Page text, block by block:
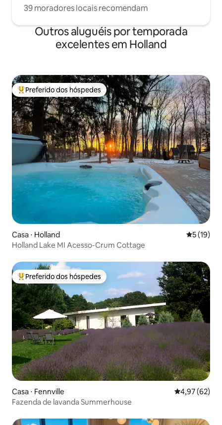
39 moradores locais recomendam
Outros aluguéis por temporada
excelentes em Holland
Entre os melhores preferidos dos hóspedes
Preferido dos hóspedes
Casa ⋅ Holland 5 de uma
5 (19)
Holland Lake MI Acesso-Crum Cottage
Entre os melhores preferidos dos hóspedes
Preferido dos hóspedes
Casa ⋅ Fennville 4,97 de uma
4,97 (62)
Fazenda de lavanda Summerhouse